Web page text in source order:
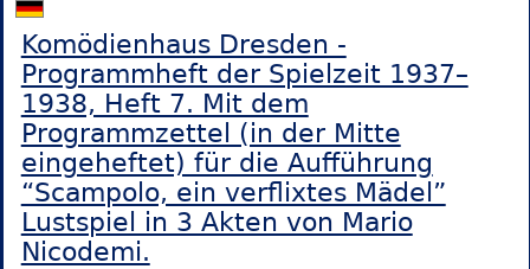
Komödienhaus Dresden -
Programmheft der Spielzeit 1937–
1938, Heft 7. Mit dem
Programmzettel (in der Mitte
eingeheftet) für die Aufführung
“Scampolo, ein verflixtes Mädel”
Lustspiel in 3 Akten von Mario
Nicodemi.